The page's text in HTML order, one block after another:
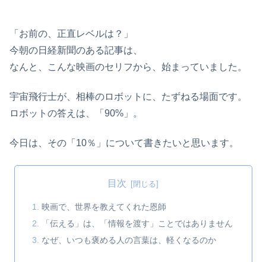
「お前の、正直レベルは？」
今朝の日経新聞のある記事は、
なんと、こんな映画のセリフから、始まっていました。
宇宙飛行士が、相棒のロボットに、たずねる場面です。
ロボットの答えは、「90%」。
今日は、その「10％」について書きたいと思います。
目次
映画で、世界を教えてくれた恩師
「伝える」は、「情報を渡す」ことではありません
なぜ、いつも褒める人の言葉は、軽くなるのか